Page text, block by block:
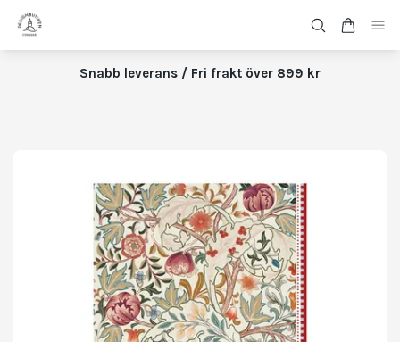
Snabb leverans / Fri frakt över 899 kr